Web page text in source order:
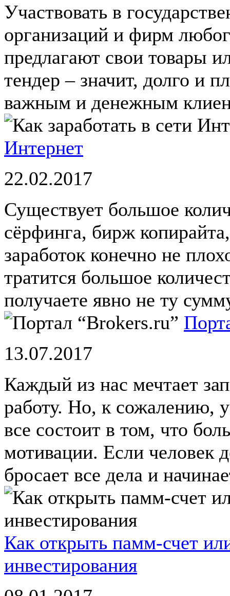
Участвовать в
организаций и фирм
предлагают свои товары
тендер – значит, долго и
важным и денежным
Интернет
22.02.2017
Существует большое
сёрфинга, бирж
заработок конечно не
тратится большое
получаете явно не ту
13.07.2017
Каждый из нас мечтает
работу. Но, к сожалению,
все состоит в том, что
мотивации. Если человек
бросает все дела и
Как открыть памм-счет
инвестирования